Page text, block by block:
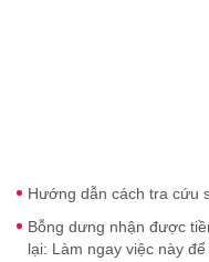
Hướng dẫn cách tra cứu
Bỗng dưng nhận được
lại: Làm ngay việc này